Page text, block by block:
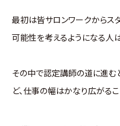
最初は皆サロンワークからス
可能性を考えるようになる人
その中で認定講師の道に進む
ど、仕事の幅はかなり広がる